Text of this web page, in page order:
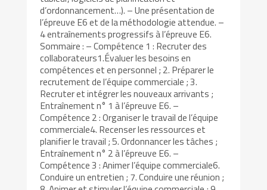
d’ordonnancement…). – Une présentation de
l’épreuve E6 et de la méthodologie attendue. –
4 entraînements progressifs à l’épreuve E6.
Sommaire : – Compétence 1 : Recruter des
collaborateurs1.Évaluer les besoins en
compétences et en personnel ; 2. Préparer le
recrutement de l’équipe commerciale ; 3.
Recruter et intégrer les nouveaux arrivants ;
Entraînement n° 1 à l’épreuve E6. –
Compétence 2 : Organiser le travail de l’équipe
commerciale4. Recenser les ressources et
planifier le travail ; 5. Ordonnancer les tâches ;
Entraînement n° 2 à l’épreuve E6. –
Compétence 3 : Animer l’équipe commerciale6.
Conduire un entretien ; 7. Conduire une réunion ;